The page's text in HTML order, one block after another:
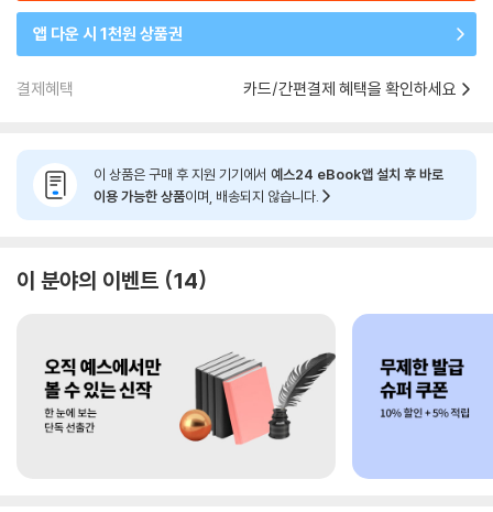
앱 다운 시 1천원 상품권
결제혜택 카드/간편결제 혜택을 확인하세요
이 상품은 구매 후 지원 기기에서 예스24 eBook앱 설치 후 바로
이용 가능한 상품이며, 배송되지 않습니다.
이 분야의 이벤트 14